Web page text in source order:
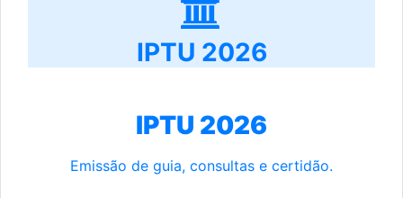
IPTU 2026
IPTU 2026
Emissão de guia, consultas e certidão.